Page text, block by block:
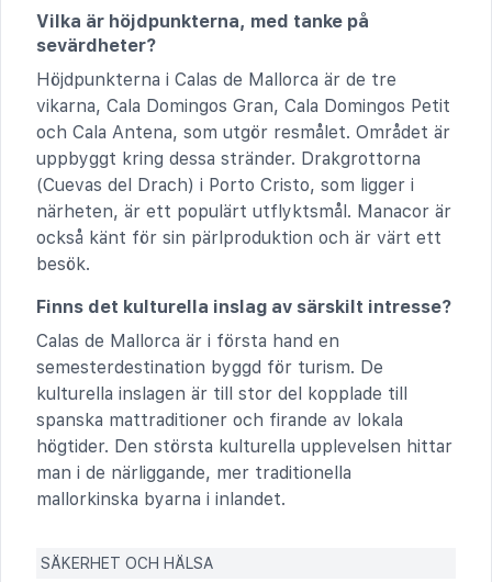
Vilka är höjdpunkterna, med tanke på
sevärdheter?
Höjdpunkterna i Calas de Mallorca är de tre
vikarna, Cala Domingos Gran, Cala Domingos Petit
och Cala Antena, som utgör resmålet. Området är
uppbyggt kring dessa stränder. Drakgrottorna
(Cuevas del Drach) i Porto Cristo, som ligger i
närheten, är ett populärt utflyktsmål. Manacor är
också känt för sin pärlproduktion och är värt ett
besök.
Finns det kulturella inslag av särskilt intresse?
Calas de Mallorca är i första hand en
semesterdestination byggd för turism. De
kulturella inslagen är till stor del kopplade till
spanska mattraditioner och firande av lokala
högtider. Den största kulturella upplevelsen hittar
man i de närliggande, mer traditionella
mallorkinska byarna i inlandet.
SÄKERHET OCH HÄLSA